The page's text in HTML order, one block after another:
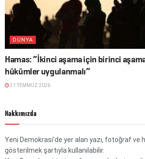
DÜNYA
Hamas: “İkinci aşama için birinci
hükümler uygulanmalı”
31 TEMMUZ 2026
Hakkımızda
Yeni Demokrasi’de yer alan yazı, fotoğraf ve
gösterilmek şartıyla kullanılabilir.